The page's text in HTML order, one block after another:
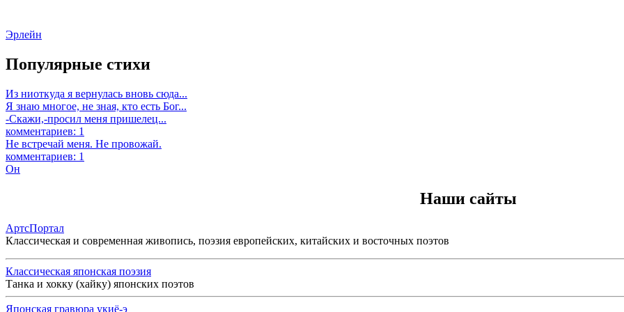
Эрлейн
Популярные стихи
Из ниоткуда я вернулась вновь сюда...
Я знаю многое, не зная, кто есть Бог...
-Скажи,-просил меня пришелец...
комментариев: 1
Не встречай меня. Не провожай.
комментариев: 1
Он
Наши сайты
АртсПортал
Классическая и современная живопись, поэзия европейских, китайских и восточных поэтов
Классическая японская поэзия
Танка и хокку (хайку) японских поэтов
Японская гравюра укиё-э